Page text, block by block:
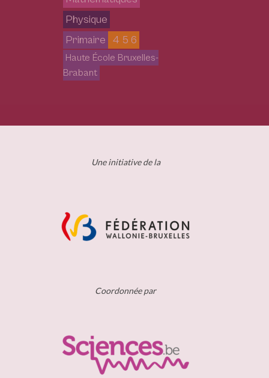
Physique
Primaire
4 5 6
Haute École Bruxelles-
Brabant
Une initiative de la
Coordonnée par